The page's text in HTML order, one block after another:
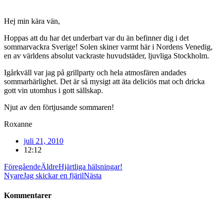
Hej min kära vän,
Hoppas att du har det underbart var du än befinner dig i det
sommarvackra Sverige! Solen skiner varmt här i Nordens Venedig,
en av världens absolut vackraste huvudstäder, ljuvliga Stockholm.
Igårkväll var jag på grillparty och hela atmosfären andades
sommarhärlighet. Det är så mysigt att äta deliciös mat och dricka
gott vin utomhus i gott sällskap.
Njut av den förtjusande sommaren!
Roxanne
juli 21, 2010
12:12
FöregåendeÄldreHjärtliga hälsningar!
NyareJag skickar en fjärilNästa
Kommentarer